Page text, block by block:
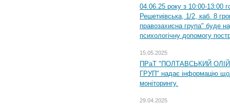
04.06.25 року з 10:00-13:00
Решетиівська, 1/2, каб. 8
правозахисна група" буде
психологічну допомогу
15.05.2025
ПРаТ "ПОЛТАВСЬКИЙ
ГРУП" надає інформацію
моніторингу.
29.04.2025